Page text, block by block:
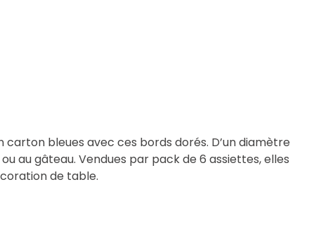
bleues avec ces bords dorés. D’un diamètre
au gâteau. Vendues par pack de 6 assiettes, elles
de table.